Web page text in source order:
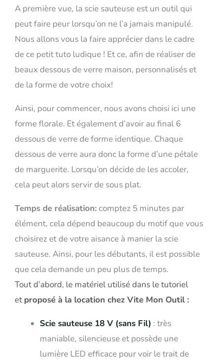
A première vue, la scie sauteuse est un outil qui
peut faire peur lorsqu’on ne l’a jamais manipulé.
Nous allons vous la faire apprécier dans le cadre
de ce petit tuto ludique ! Et ce, afin de réaliser de
beaux dessous de verre maison, personnalisés et
de la forme de votre choix!
Ainsi, pour commencer, nous avons choisi ici une
forme florale. Et également d’avoir au final 6
dessous de verre de forme identique. Chaque
dessous de verre aura donc la forme d’une pétale
de marguerite. Lorsqu’on décide de les accoler,
cela peut alors servir de sous plat.
Temps de réalisation:comptez 5 minutes par
élément, cela dépend beaucoup du motif que vous
choisirez et de votre aisance à manier la scie
sauteuse. Ainsi, pour les débutants, il est possible
que cela demande un peu plus de temps.
Tout d’abord, le matériel utilisé dans le tutoriel
et proposé à la location chez Vite Mon Outil :
Scie sauteuse 18 V (sans Fil) : très
maniable, silencieuse et possède une
lumière LED efficace pour voir le trait de